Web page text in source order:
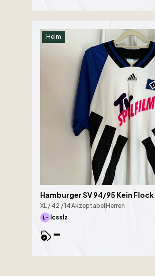
Heim
Hamburger SV 94/95 Kein Flock
XL / 42 / 14Akzeptabel Herren
L- lcsslz
-